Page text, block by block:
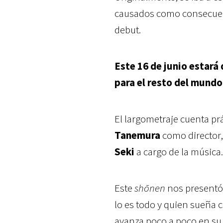
causados como
debut.
Este 16 de junio
para el resto del mundo
El largometraje cuenta
Tanemura como
Seki a cargo de la música.
Esteshōnen nos
lo es todo y quien sueña